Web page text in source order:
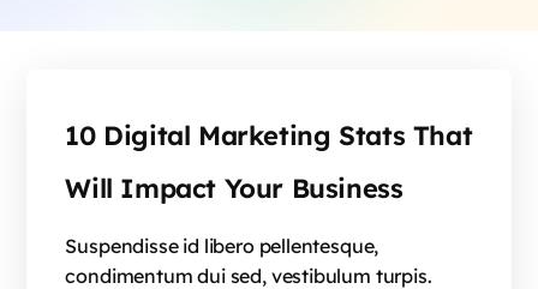
10 Digital Marketing Stats That
Will Impact Your Business
Suspendisse id libero pellentesque,
condimentum dui sed, vestibulum turpis.